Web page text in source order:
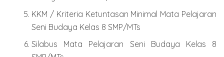
KKM / Kriteria Ketuntasan Minimal Mata Pelajaran
Seni Budaya Kelas 8 SMP/MTs
Silabus Mata Pelajaran Seni Budaya Kelas 8